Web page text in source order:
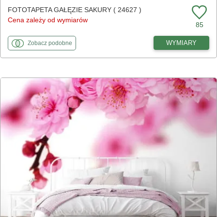
FOTOTAPETA GAŁĘZIE SAKURY ( 24627 )
Cena zależy od wymiarów
85
Zobaczfototapety
podobnedo Gałęzie sakury WYMIARY